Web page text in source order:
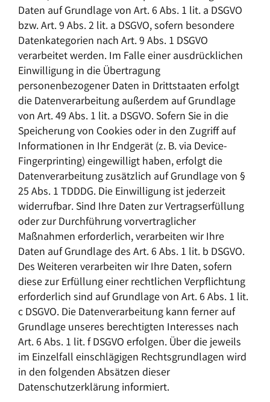
Daten auf Grundlage von Art. 6 Abs. 1 lit. a DSGVO
bzw. Art. 9 Abs. 2 lit. a DSGVO, sofern besondere
Datenkategorien nach Art. 9 Abs. 1 DSGVO
verarbeitet werden. Im Falle einer ausdrücklichen
Einwilligung in die Übertragung
personenbezogener Daten in Drittstaaten erfolgt
die Datenverarbeitung außerdem auf Grundlage
von Art. 49 Abs. 1 lit. a DSGVO. Sofern Sie in die
Speicherung von Cookies oder in den Zugriff auf
Informationen in Ihr Endgerät (z. B. via Device-
Fingerprinting) eingewilligt haben, erfolgt die
Datenverarbeitung zusätzlich auf Grundlage von §
25 Abs. 1 TDDDG. Die Einwilligung ist jederzeit
widerrufbar. Sind Ihre Daten zur Vertragserfüllung
oder zur Durchführung vorvertraglicher
Maßnahmen erforderlich, verarbeiten wir Ihre
Daten auf Grundlage des Art. 6 Abs. 1 lit. b DSGVO.
Des Weiteren verarbeiten wir Ihre Daten, sofern
diese zur Erfüllung einer rechtlichen Verpflichtung
erforderlich sind auf Grundlage von Art. 6 Abs. 1 lit.
c DSGVO. Die Datenverarbeitung kann ferner auf
Grundlage unseres berechtigten Interesses nach
Art. 6 Abs. 1 lit. f DSGVO erfolgen. Über die jeweils
im Einzelfall einschlägigen Rechtsgrundlagen wird
in den folgenden Absätzen dieser
Datenschutzerklärung informiert.